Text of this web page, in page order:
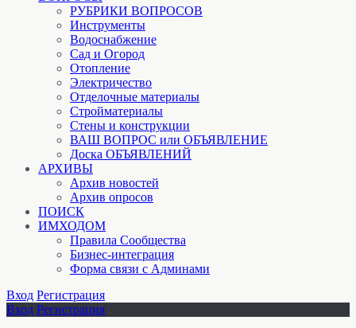
РУБРИКИ ВОПРОСОВ
Инструменты
Водоснабжение
Сад и Огород
Отопление
Электричество
Отделочные материалы
Стройматериалы
Стены и конструкции
ВАШ ВОПРОС или ОБЪЯВЛЕНИЕ
Доска ОБЪЯВЛЕНИЙ
АРХИВЫ
Архив новостей
Архив опросов
ПОИСК
ИМХОДОМ
Правила Сообщества
Бизнес-интеграция
Форма связи с Админами
Вход Регистрация
Вход Регистрация